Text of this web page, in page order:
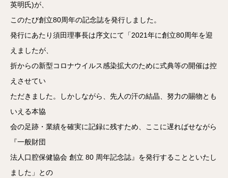
英明氏)が、
このたび創立80周年の記念誌を発行しました。
発行にあたり須田理事長は序文にて「2021年に創立80周年を迎
えましたが、
折からの新型コロナウイルス感染拡大のために式典等の開催は控
えさせてい
ただきました。しかしながら、先人の汗の結晶、努力の賜物とも
いえる本協
会の足跡・業績を確実に記録に残すため、ここに遅ればせながら
『一般財団
法人口腔保健協会 創立 80 周年記念誌』を発行することといたし
ました」との